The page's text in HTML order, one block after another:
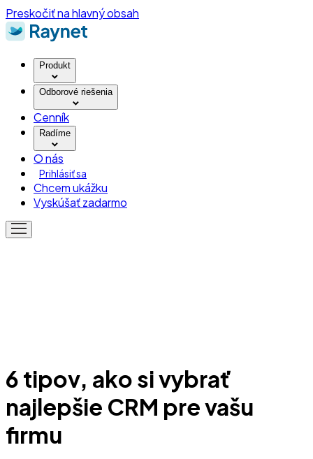
Preskočiť na hlavný obsah
Produkt
Odborové riešenia
Cenník
Radíme
O nás
Prihlásiť sa
Chcem ukážku
Vyskúšať zadarmo
6 tipov, ako si vybrať
najlepšie CRM pre vašu
firmu